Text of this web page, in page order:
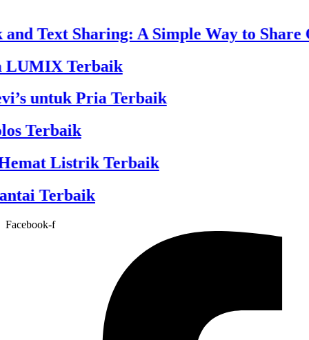
Text Sharing: A Simple Way to Share
Terbaik
untuk Pria Terbaik
Terbaik
Listrik Terbaik
Terbaik
Facebook-f